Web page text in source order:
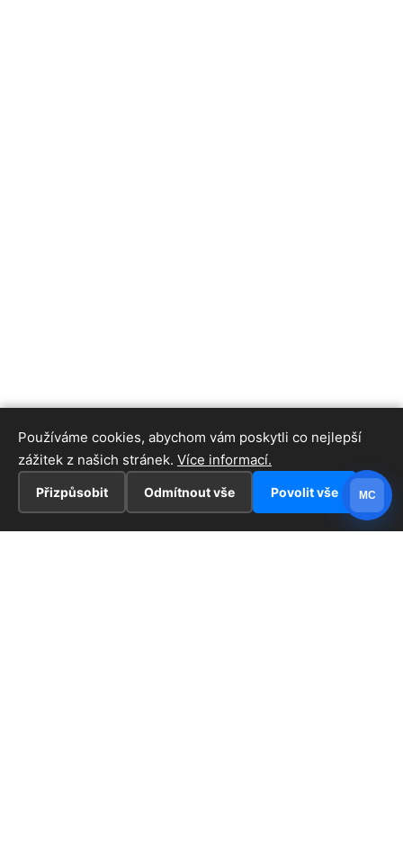
Používáme cookies, abychom vám poskytli co nejlepší
zážitek z našich stránek. Více informací.
Přizpůsobit Odmítnout vše Povolit vše MC